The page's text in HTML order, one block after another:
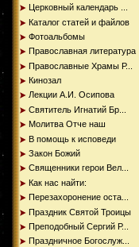
Церковный календарь ...
Каталог статей и файлов
Фотоальбомы
Православная литература
Православные Храмы Р...
Кинозал
Лекции А.И. Осипова
Святитель Игнатий Бр...
Молитва Отче наш
В помощь к исповеди
Закон Божий
Священники герои Вел...
Как нас найти:
Перезахоронение оста...
Праздник Святой Троицы
Преподобный Сергий Р...
Праздничное Богослуж...